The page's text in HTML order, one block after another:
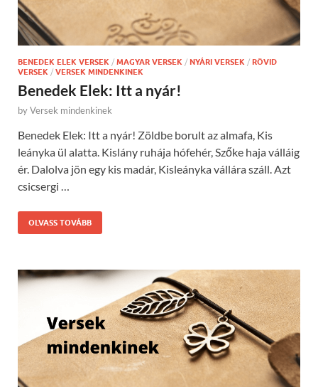
BENEDEK ELEK VERSEK / MAGYAR VERSEK / NYÁRI VERSEK / RÖVID
VERSEK / VERSEK MINDENKINEK
Benedek Elek: Itt a nyár!
byVersek mindenkinek
Benedek Elek: Itt a nyár! Zöldbe borult az almafa, Kis
leányka ül alatta. Kislány ruhája hófehér, Szőke haja válláig
ér. Dalolva jön egy kis madár, Kisleányka vállára száll. Azt
csicsergi …
OLVASS TOVÁBB